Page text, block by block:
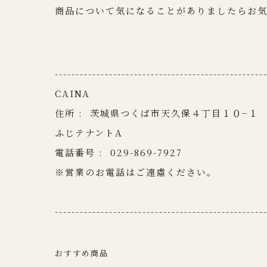
商品について気になることがありましたらお
CAINA
住所 : 茨城県つくば市天久保４丁目１０−１
ふじテナントA
電話番号 : 029-869-7927
※営業のお電話はご遠慮ください。
おすすめ商品